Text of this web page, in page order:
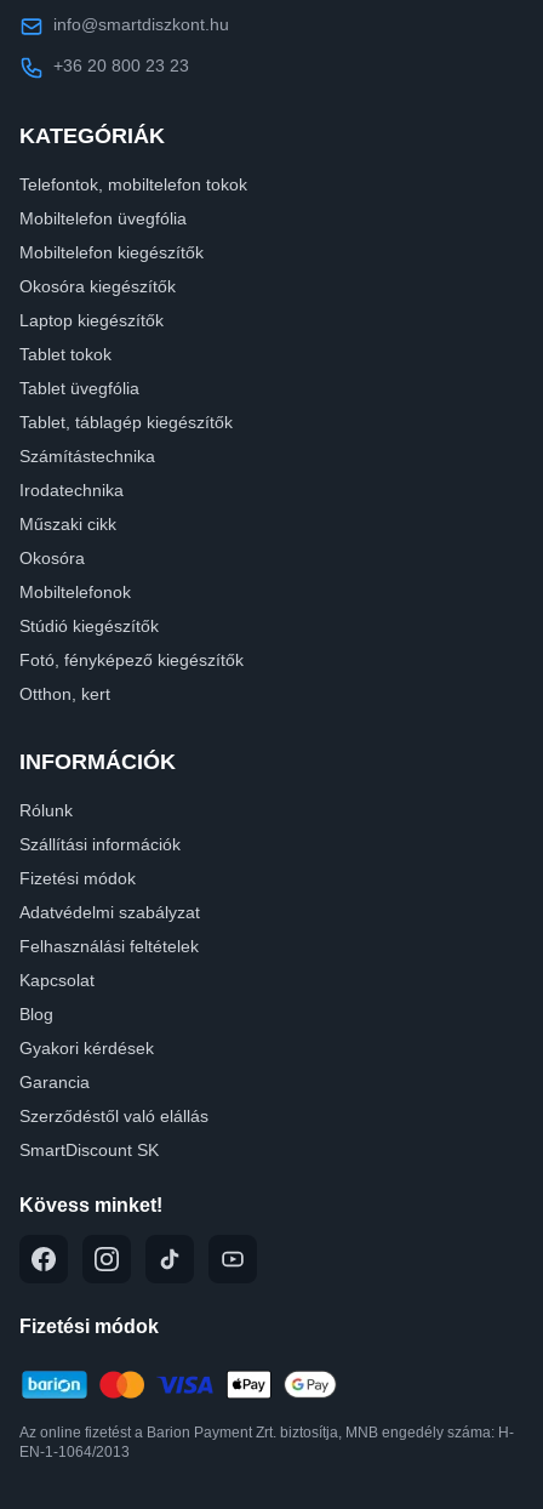
info@smartdiszkont.hu
+36 20 800 23 23
KATEGÓRIÁK
Telefontok, mobiltelefon tokok
Mobiltelefon üvegfólia
Mobiltelefon kiegészítők
Okosóra kiegészítők
Laptop kiegészítők
Tablet tokok
Tablet üvegfólia
Tablet, táblagép kiegészítők
Számítástechnika
Irodatechnika
Műszaki cikk
Okosóra
Mobiltelefonok
Stúdió kiegészítők
Fotó, fényképező kiegészítők
Otthon, kert
INFORMÁCIÓK
Rólunk
Szállítási információk
Fizetési módok
Adatvédelmi szabályzat
Felhasználási feltételek
Kapcsolat
Blog
Gyakori kérdések
Garancia
Szerződéstől való elállás
SmartDiscount SK
Kövess minket!
Fizetési módok
Az online fizetést a Barion Payment Zrt. biztosítja, MNB engedély száma: H-
EN-1-1064/2013